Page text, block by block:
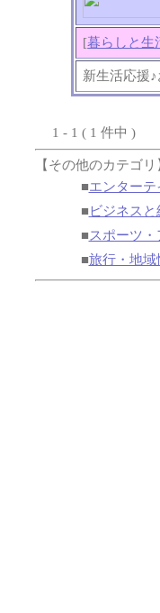
[暮らしと生
新生活応援
1 - 1 ( 1 件中 )
【その他のカテゴリ
■エンターテ
■ ビジネスと
■スポーツ
■旅行・地域